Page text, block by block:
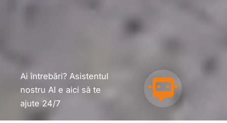
Ai întrebări? Asistentul
nostru AI e aici să te
ajute 24/7